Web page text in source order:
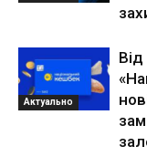
Актуально